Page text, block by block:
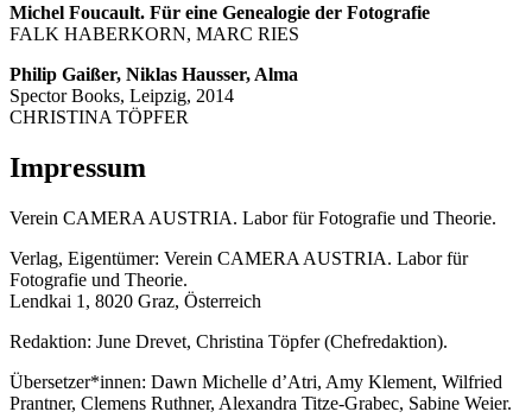
Michel Foucault. Für eine Genealogie der Fotografie
FALK HABERKORN, MARC RIES
Philip Gaißer, Niklas Hausser, Alma
Spector Books, Leipzig, 2014
CHRISTINA TÖPFER
Impressum
Verein CAMERA AUSTRIA. Labor für Fotografie und Theorie.
Verlag, Eigentümer: Verein CAMERA AUSTRIA. Labor für
Fotografie und Theorie.
Lendkai 1, 8020 Graz, Österreich
Redaktion: June Drevet, Christina Töpfer (Chefredaktion).
Übersetzer*innen: Dawn Michelle d’Atri, Amy Klement, Wilfried
Prantner, Clemens Ruthner, Alexandra Titze-Grabec, Sabine Weier.